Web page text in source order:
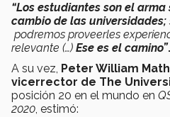
“Los estudiantes son el
cambio de las universidades;
podremos proveerles
relevante (…) Ese es el camino”.
A su vez, Peter William
vicerrector de The
posición 20 en el mundo en
2020, estimó: